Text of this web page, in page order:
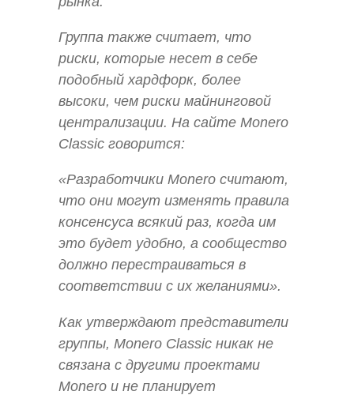
Группа также считает, что
риски, которые несет в себе
подобный хардфорк, более
высоки, чем риски майнинговой
централизации. На сайте Monero
Classic говорится:
«Разработчики Monero cчитают,
что они могут изменять правила
консенсуса всякий раз, когда им
это будет удобно, а сообщество
должно перестраиваться в
соответствии с их желаниями».
Как утверждают представители
группы, Monero Classic никак не
связана с другими проектами
Monero и не планирует